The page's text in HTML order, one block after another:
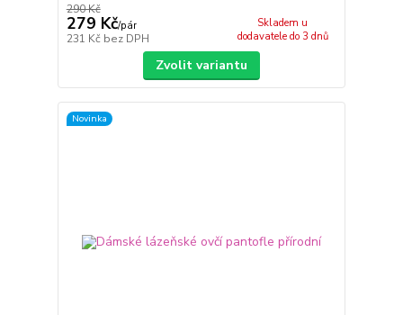
290 Kč
279 Kč/pár
231 Kč bez DPH
Skladem u
dodavatele do 3 dnů
Zvolit variantu
Novinka